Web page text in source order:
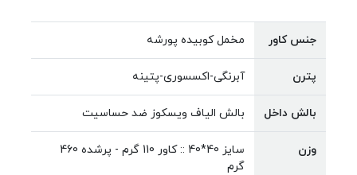
جنس کاور مخمل کوبیده پورشه
پترن آبرنگی-اکسسوری-پتینه
بالش داخل بالش الیاف ویسکوز ضد حساسیت
وزن
سایز 40*40 :: کاور 110 گرم - پرشده 460
گرم